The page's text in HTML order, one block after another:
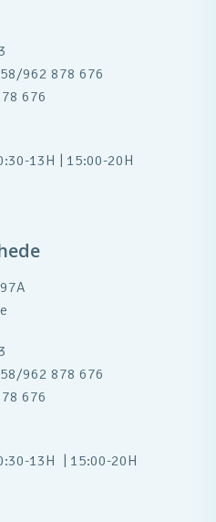
962 878 676
676
13H | 15:00-20H
962 878 676
676
13H | 15:00-20H